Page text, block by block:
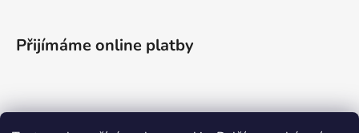
Přijímáme online platby